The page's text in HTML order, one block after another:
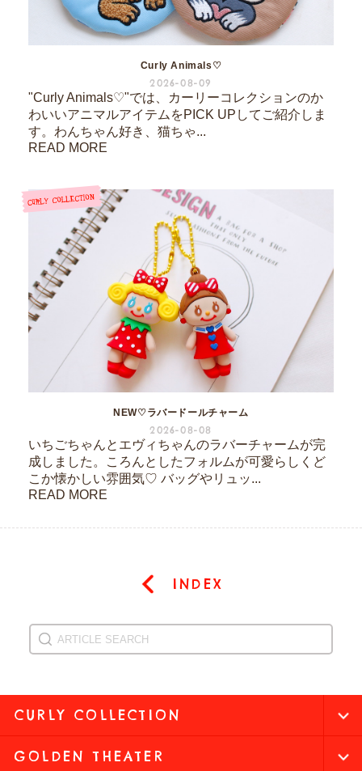
Curly Animals♡
2026-08-09
"Curly Animals♡"では、カーリーコレクションのか
わいいアニマルアイテムをPICK UPしてご紹介しま
す。わんちゃん好き、猫ちゃ...
READ MORE
NEW♡ラバードールチャーム
2026-08-08
いちごちゃんとエヴィちゃんのラバーチャームが完
成しました。ころんとしたフォルムが可愛らしくど
こか懐かしい雰囲気♡ バッグやリュッ...
READ MORE
INDEX
CURLY COLLECTION
GOLDEN THEATER